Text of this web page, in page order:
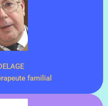
familial